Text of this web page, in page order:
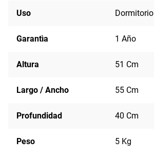
Uso Dormitorio
Garantìa 1 Año
Altura 51 Cm
Largo / Ancho 55 Cm
Profundidad 40 Cm
Peso 5 Kg